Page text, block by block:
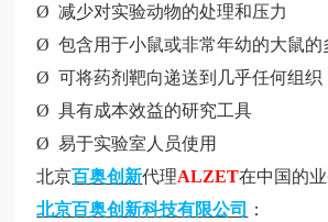
Ø 减少对实验动物的处理和压力
Ø 包含用于小鼠或非常年幼的大鼠的
Ø 可将药剂靶向递送到几乎任何组织
Ø 具有成本效益的研究工具
Ø 易于实验室人员使用
北京百奥创新代理ALZET在中国的业
北京百奥创新科技有限公司
：